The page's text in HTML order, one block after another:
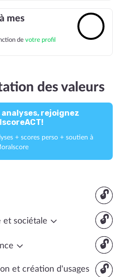
mes
de votre profil
des valeurs
analyses, rejoignez
+ scores perso + soutien à
🔓
🔓
et sociétale
🔓
🔓
et création d'usages